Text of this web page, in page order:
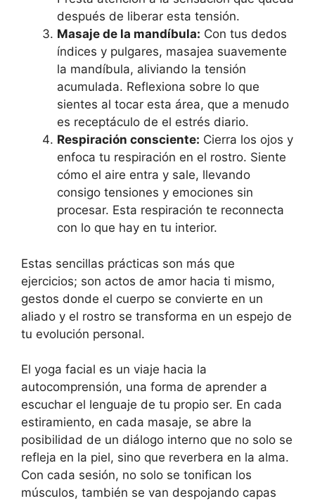
después de liberar esta tensión.
Masaje de la mandíbula: Con tus dedos
índices y pulgares, masajea suavemente
la mandíbula, aliviando la tensión
acumulada. Reflexiona sobre lo que
sientes al tocar esta área, que a menudo
es receptáculo de el estrés diario.
Respiración consciente: Cierra los ojos y
enfoca tu respiración en el rostro. Siente
cómo el aire entra y sale, llevando
consigo tensiones y emociones sin
procesar. Esta respiración te reconnecta
con lo que hay en tu interior.
Estas sencillas prácticas son más que
ejercicios; son actos de amor hacia ti mismo,
gestos donde el cuerpo se convierte en un
aliado y el rostro se transforma en un espejo de
tu evolución personal.
El yoga facial es un viaje hacia la
autocomprensión, una forma de aprender a
escuchar el lenguaje de tu propio ser. En cada
estiramiento, en cada masaje, se abre la
posibilidad de un diálogo interno que no solo se
refleja en la piel, sino que reverbera en la alma.
Con cada sesión, no solo se tonifican los
músculos, también se van despojando capas